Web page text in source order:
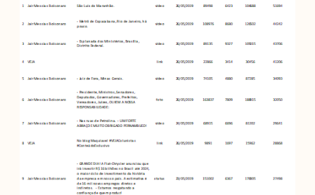
Diretório de Grupos de Pesquisa do CNPq e é sediado
no Instituto de Estudos Sociais e Políticos (IESP) da
Universidade do Estado do Rio de Janeiro (UERJ). O
Manchetômetro não tem filiação com partidos ou grupos
econômicos.